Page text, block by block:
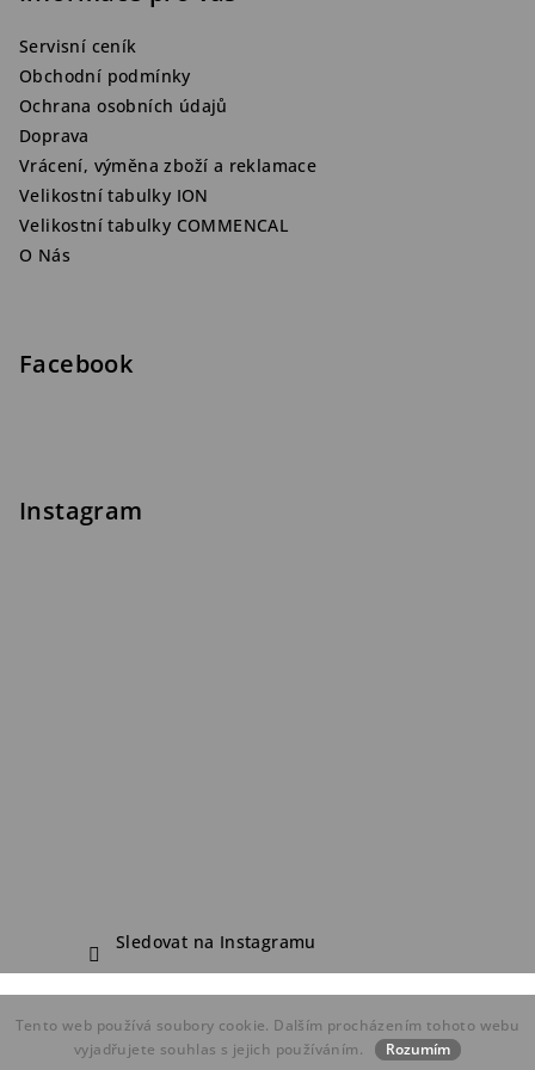
Tento web používá soubory cookie. Dalším procházením tohoto webu
vyjadřujete souhlas s jejich používáním.
Rozumím
Servisní ceník
Obchodní podmínky
Ochrana osobních údajů
Doprava
Vrácení, výměna zboží a reklamace
Velikostní tabulky ION
Velikostní tabulky COMMENCAL
O Nás
Facebook
Instagram
Sledovat na Instagramu
Copyright 2026FDF Bike Shop. Všechna práva vyhrazena.
Vytvořil Shoptet